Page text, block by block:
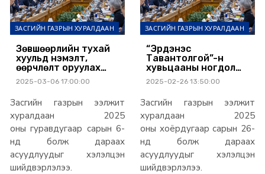
ЗАСГИЙН ГАЗРЫН ХУРАЛДААН
Зөвшөөрлийн тухай
хуульд нэмэлт,
өөрчлөлт оруулах
тухай хуулийн
төслийг УИХ-д өргөн
мэдүүлнэ
2025-03-06 17:00:00
Засгийн газрын ээлжит
хуралдаан 2025
оны гуравдугаар сарын 6-
нд болж дараах
асуудлуудыг хэлэлцэн
шийдвэрлэлээ.
ЗАСГИЙН ГАЗРЫН ХУРАЛДААН
“Эрдэнэс
Тавантолгой”-н
хувьцааны ногдол
ашгаа Хуримтлалын
санд шилжүүлэх,
хандивлах сонголт
хийсэн иргэдийн
саналыг дахин
баталгаажуулна
2025-02-26 13:50:00
Засгийн газрын ээлжит
хуралдаан 2025
оны хоёрдугаар сарын 26-
нд болж дараах
асуудлуудыг хэлэлцэн
шийдвэрлэлээ.